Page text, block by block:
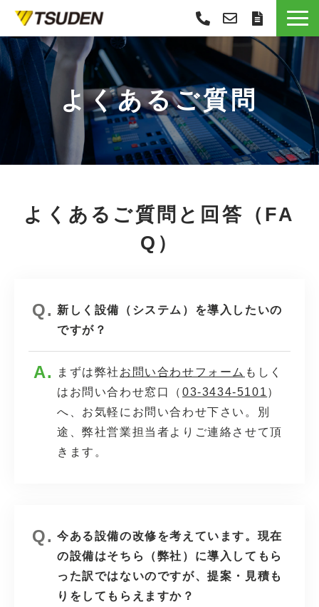
サービス一覧
選ばれる理由
導入事例
お役立ち情報
お知らせ
よくあるご質問
よくあるご質問と回答（FA
Q）
新しく設備（システム）を導入したいの
ですが？
まずは弊社 お問い合わせフォーム もしく
はお問い合わせ窓口（ 03-3434-5101 ）
へ、お気軽にお問い合わせ下さい。別
途、弊社営業担当者よりご連絡させて頂
きます。
今ある設備の改修を考えています。現在
の設備はそちら（弊社）に導入してもら
った訳ではないのですが、提案・見積も
りをしてもらえますか？